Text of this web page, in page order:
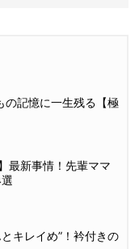
の記憶に一生残る【極
最新事情！先輩ママ
キレイめ”！衿付きの